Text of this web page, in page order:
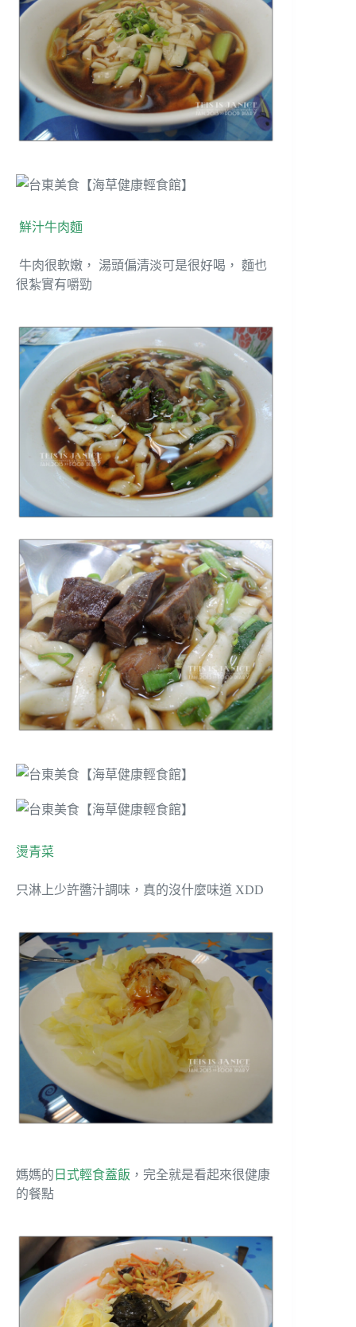
鮮汁牛肉麵
牛肉很軟嫩， 湯頭偏清淡可是很好喝， 麵也
很紮實有嚼勁
燙青菜
只淋上少許醬汁調味，真的沒什麼味道 XDD
媽媽的 日式輕食蓋飯 ，完全就是看起來很健康
的餐點